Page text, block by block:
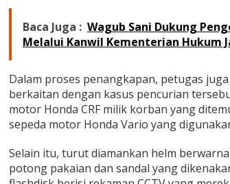
Baca Juga : Wagub Sani Dukung
Melalui Kanwil Kementerian Hukum
Dalam proses penangkapan, petugas
berkaitan dengan kasus pencurian
motor Honda CRF milik korban yang
sepeda motor Honda Vario yang
Selain itu, turut diamankan helm
potong pakaian dan sandal yang